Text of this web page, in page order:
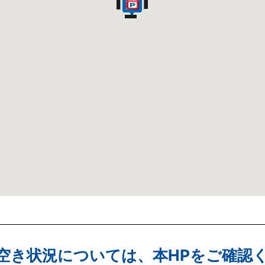
き状況については、本HPをご確認